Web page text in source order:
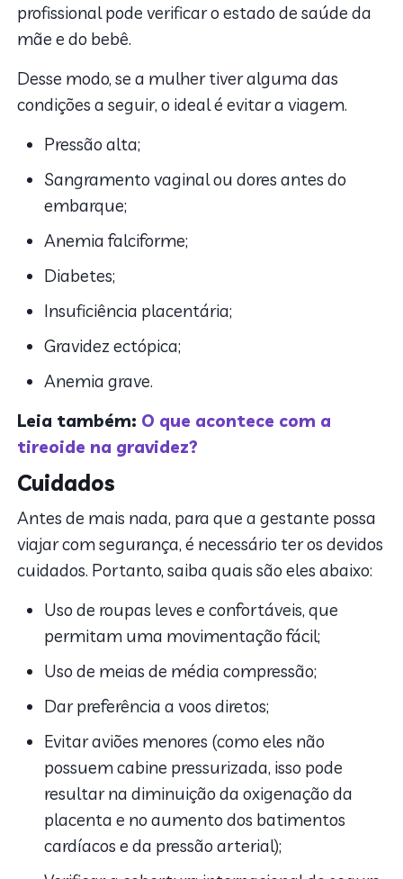
profissional pode verificar o estado de saúde da
mãe e do bebê.
Desse modo, se a mulher tiver alguma das
condições a seguir, o ideal é evitar a viagem.
Pressão alta;
Sangramento vaginal ou dores antes do
embarque;
Anemia falciforme;
Diabetes;
Insuficiência placentária;
Gravidez ectópica;
Anemia grave.
Leia também: O que acontece com a
tireoide na gravidez?
Cuidados
Antes de mais nada, para que a gestante possa
viajar com segurança, é necessário ter os devidos
cuidados. Portanto, saiba quais são eles abaixo:
Uso de roupas leves e confortáveis, que
permitam uma movimentação fácil;
Uso de meias de média compressão;
Dar preferência a voos diretos;
Evitar aviões menores (como eles não
possuem cabine pressurizada, isso pode
resultar na diminuição da oxigenação da
placenta e no aumento dos batimentos
cardíacos e da pressão arterial);